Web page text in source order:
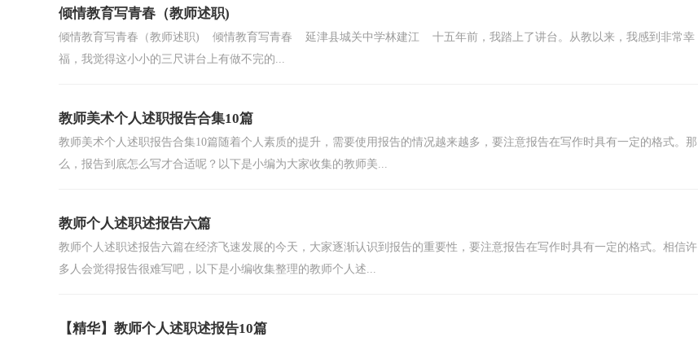
倾情教育写青春（教师述职)
倾情教育写青春（教师述职) 倾情教育写青春 延津县城关中学林建江 十五年前，我踏上了讲台。从教以来，我感到非常幸
福，我觉得这小小的三尺讲台上有做不完的...
教师美术个人述职报告合集10篇
教师美术个人述职报告合集10篇随着个人素质的提升，需要使用报告的情况越来越多，要注意报告在写作时具有一定的格式。那
么，报告到底怎么写才合适呢？以下是小编为大家收集的教师美...
教师个人述职述报告六篇
教师个人述职述报告六篇在经济飞速发展的今天，大家逐渐认识到报告的重要性，要注意报告在写作时具有一定的格式。相信许
多人会觉得报告很难写吧，以下是小编收集整理的教师个人述...
【精华】教师个人述职述报告10篇